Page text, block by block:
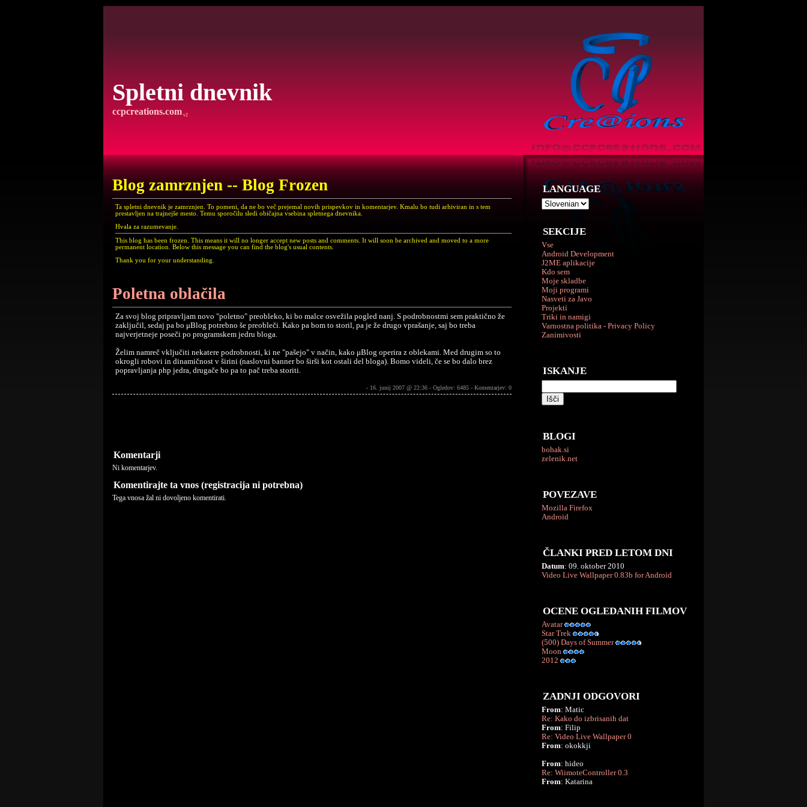
Spletni dnevnik
ccpcreations.com v2
LANGUAGE
SEKCIJE
Vse
Android Development
J2ME aplikacije
Kdo sem
Moje skladbe
Moji programi
Nasveti za Javo
Projekti
Triki in namigi
Varnostna politika - Privacy Policy
Zanimivosti
ISKANJE
BLOGI
bohak.si
zelenik.net
POVEZAVE
Mozilla Firefox
Android
ČLANKI PRED LETOM DNI
Datum: 09. oktober 2010
Video Live Wallpaper 0.83b for Android
OCENE OGLEDANIH FILMOV
Avatar
Star Trek
(500) Days of Summer
Moon
2012
ZADNJI ODGOVORI
From: Matic
Re: Kako do izbrisanih dat
From: Filip
Re: Video Live Wallpaper 0
From: okokkji
From: hideo
Re: WiimoteController 0.3
From: Katarina
Blog zamrznjen -- Blog Frozen
Ta spletni dnevnik je zamrznjen. To pomeni, da ne bo več prejemal novih prispevkov in komentarjev. Kmalu bo tudi arhiviran in s tem
prestavljen na trajnejše mesto. Temu sporočilu sledi običajna vsebina spletnega dnevnika.
Hvala za razumevanje.
This blog has been frozen. This means it will no longer accept new posts and comments. It will soon be archived and moved to a more
permanent location. Below this message you can find the blog's usual contents.
Thank you for your understanding.
Poletna oblačila
Za svoj blog pripravljam novo "poletno" preobleko, ki bo malce osvežila pogled nanj. S podrobnostmi sem praktično že
zaključil, sedaj pa bo μBlog potrebno še preobleči. Kako pa bom to storil, pa je že drugo vprašanje, saj bo treba
najverjetneje poseči po programskem jedru bloga.
Želim namreč vključiti nekatere podrobnosti, ki ne "pašejo" v način, kako μBlog operira z oblekami. Med drugim so to
okrogli robovi in dinamičnost v širini (naslovni banner bo širši kot ostali del bloga). Bomo videli, če se bo dalo brez
popravljanja php jedra, drugače bo pa to pač treba storiti.
- 16. junij 2007 @ 22:36 - Ogledov: 6485 - Komentarjev: 0
Komentarji
Ni komentarjev.
Komentirajte ta vnos (registracija ni potrebna)
Tega vnosa žal ni dovoljeno komentirati.